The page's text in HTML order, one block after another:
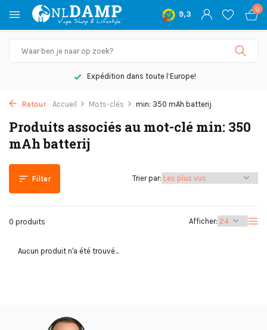
9,3
0
Expédition dans toute l’Europe!
Retour Accueil Mots-clés min: 350 mAh batterij
Produits associés au mot-clé min: 350
mAh batterij
Filter
0 produits Afficher:
Trier par:
Aucun produit n'a été trouvé...